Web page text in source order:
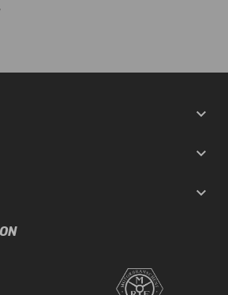


